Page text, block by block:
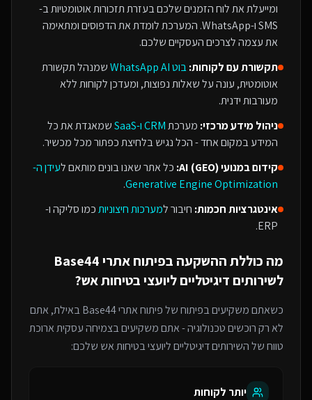
ומייעלת את לוח הזמנים שלכם בעזרת תזכורות אוטומטיות ב-
SMS ו-WhatsApp. המערכת לומדת את הדפוסים ומתאימה
את עצמה לצרכים העסקיים שלכם.
תקשורת עם לקוחות:בוט WhatsApp AI
שמנהל תקשורת
אוטומטית, עונה על שאלות נפוצות, ומעדכן לקוחות ללא
מעורבות ידנית.
ניהול מידע מרכזי: מערכתCRM ו-SaaS
שמאגדת את כל
המידע במקום אחד - הכל נגיש בלחיצת כפתור מכל מכשיר.
קידום במנועי AI (GEO):
כל אתר שאנו בונים מותאם לעידן ה-
Generative Engine Optimization
.
אינטגרציות חכמות: חיבור למערכות חיצוניותכמו סליקה ו-
ERP.
מה כוללת ההשקעה בפיתוח אתרי Base44
לשירותים דיגיטליים ליועצי בטיחות אש?
כשאתם משקיעים בפיתוח שלפיתוח אתרי Base44 באילת, אתם
לא רק רוכשים טכנולוגיה - אתם משקיעים בצמיחה עסקית ארוכת
טווח של השירותים דיגיטליים ליועצי בטיחות אש שלכם:
יותר לקוחות